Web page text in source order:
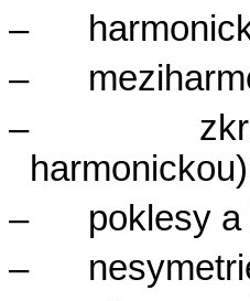
–
–
–
–
poklesy
–